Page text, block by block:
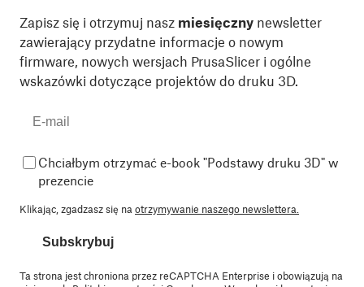
Zapisz się i otrzymuj nasz miesięczny newsletter
zawierający przydatne informacje o nowym
firmware, nowych wersjach PrusaSlicer i ogólne
wskazówki dotyczące projektów do druku 3D.
Chciałbym otrzymać e-book "Podstawy druku 3D" w
prezencie
Klikając, zgadzasz się na otrzymywanie naszego newslettera.
Subskrybuj
Ta strona jest chroniona przez reCAPTCHA Enterprise i obowiązują na